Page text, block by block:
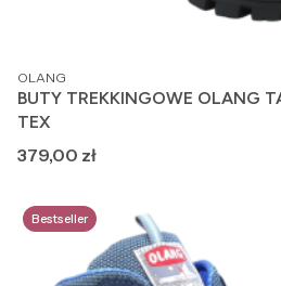
PRODUCENT
OLANG
BUTY TREKKINGOWE OLANG
TEX
Cena
379,00 zł
Bestseller